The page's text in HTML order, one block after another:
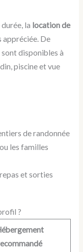
la location de
De
disponibles à
piscine et vue
de randonnée
les familles
et sorties
?